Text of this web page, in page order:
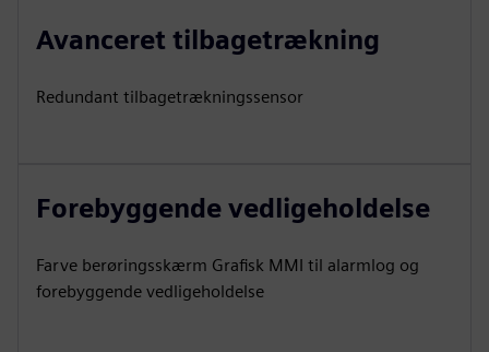
Avanceret tilbagetrækning
Redundant tilbagetrækningssensor
Forebyggende vedligeholdelse
Farve berøringsskærm Grafisk MMI til alarmlog og
forebyggende vedligeholdelse